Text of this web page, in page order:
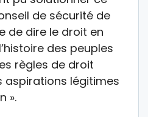
de sécurité de
de dire le droit en
des peuples
règles de droit
aspirations légitimes
».